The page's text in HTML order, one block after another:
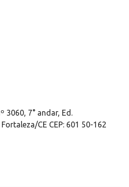
3060, 7° andar, Ed.
CE CEP: 601 50-162